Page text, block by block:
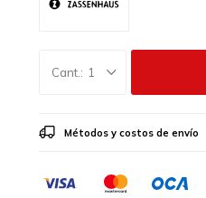
1
Métodos y costos de envío